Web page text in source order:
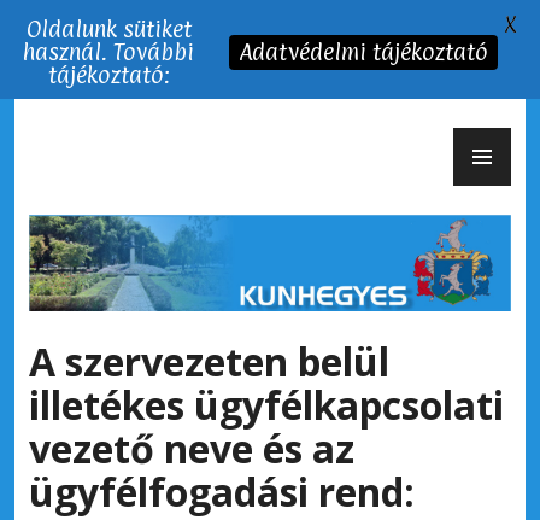
A szervezeten belül
illetékes ügyfélkapcsolati
vezető neve és az
ügyfélfogadási rend:
Oldalunk sütiket
használ. További
tájékoztató:
Adatvédelmi tájékoztató
X